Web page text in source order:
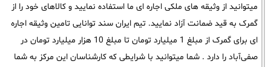
میتوانید از وثیقه های ملکی اجاره ای ما استفاده نمایید و کالاهای خود را از
گمرک به قید ضمانت آزاد نمایید. تیم ایران سند توانایی تامین وثیقه اجاره
ای برای گمرک از مبلغ 1 میلیارد تومان تا مبلغ 10 هزار میلیارد تومان در
صفی‌آباد را دارد . شما میتوانید با شرایطی که کارشناسان این مرکز به شما